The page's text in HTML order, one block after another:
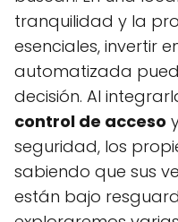
tranquilidad y la
esenciales, invertir
automatizada
decisión. Al
control de acceso
seguridad, los
sabiendo que sus
están bajo